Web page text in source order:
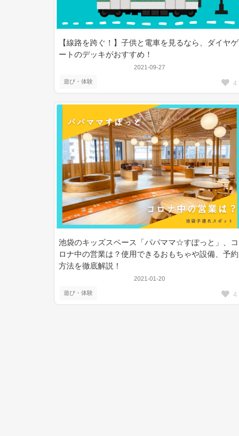
遊び・体験
2021-09-27
【線路を跨ぐ！】子供と電車を見るなら、ダイヤゲ
ートのデッキがおすすめ！
4
遊び・体験
2021-01-20
池袋のキッズスペース「パパママ☆すぽっと」、コ
ロナ中の営業は？使用できるおもちゃや設備、予約
方法を徹底解説！
4